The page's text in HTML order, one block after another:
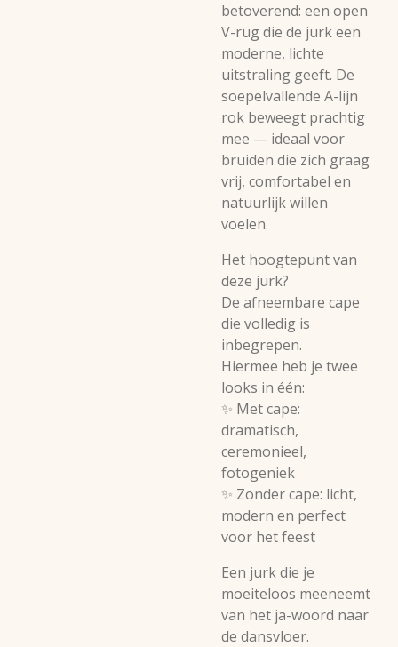
betoverend: een open
V-rug die de jurk een
moderne, lichte
uitstraling geeft. De
soepelvallende A-lijn
rok beweegt prachtig
mee — ideaal voor
bruiden die zich graag
vrij, comfortabel en
natuurlijk willen
voelen.
Het hoogtepunt van
deze jurk?
De afneembare cape
die volledig is
inbegrepen.
Hiermee heb je twee
looks in één:
✨ Met cape:
dramatisch,
ceremonieel,
fotogeniek
✨ Zonder cape: licht,
modern en perfect
voor het feest
Een jurk die je
moeiteloos meeneemt
van het ja-woord naar
de dansvloer.